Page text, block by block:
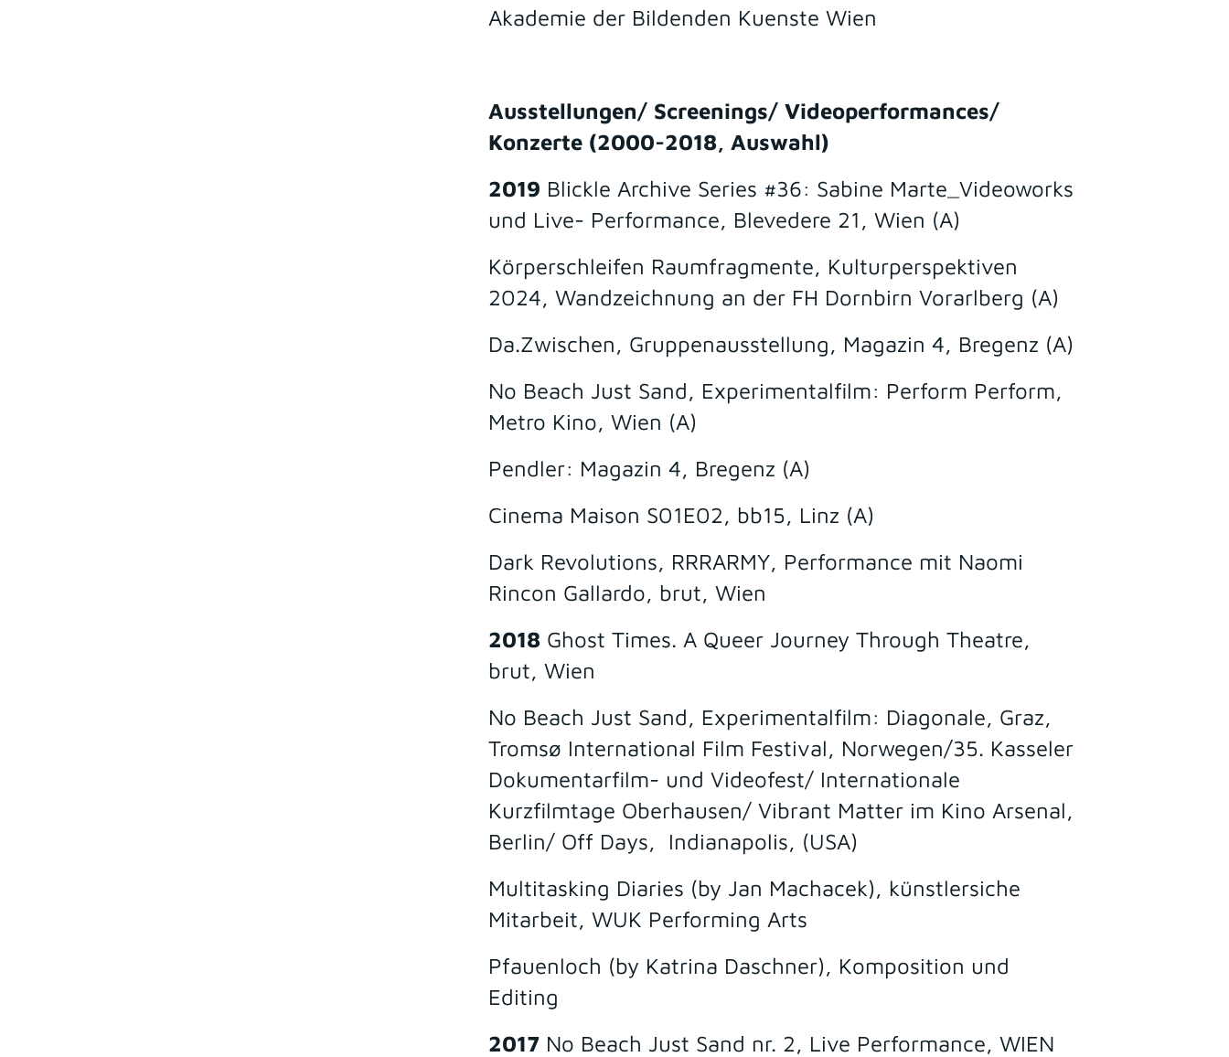
Akademie der Bildenden Kuenste Wien
Ausstellungen/ Screenings/ Videoperformances/
Konzerte (2000-2018, Auswahl)
2019 Blickle Archive Series #36: Sabine Marte_Videoworks
und Live- Performance, Blevedere 21, Wien (A)
Körperschleifen Raumfragmente, Kulturperspektiven
2024, Wandzeichnung an der FH Dornbirn Vorarlberg (A)
Da.Zwischen, Gruppenausstellung, Magazin 4, Bregenz (A)
No Beach Just Sand, Experimentalfilm: Perform Perform,
Metro Kino, Wien (A)
Pendler: Magazin 4, Bregenz (A)
Cinema Maison S01E02, bb15, Linz (A)
Dark Revolutions, RRRARMY, Performance mit Naomi
Rincon Gallardo, brut, Wien
2018 Ghost Times. A Queer Journey Through Theatre,
brut, Wien
No Beach Just Sand, Experimentalfilm: Diagonale, Graz,
Tromsø International Film Festival, Norwegen/35. Kasseler
Dokumentarfilm- und Videofest/ Internationale
Kurzfilmtage Oberhausen/ Vibrant Matter im Kino Arsenal,
Berlin/ Off Days, Indianapolis, (USA)
Multitasking Diaries (by Jan Machacek), künstlersiche
Mitarbeit, WUK Performing Arts
Pfauenloch (by Katrina Daschner), Komposition und
Editing
2017 No Beach Just Sand nr. 2, Live Performance, WIEN